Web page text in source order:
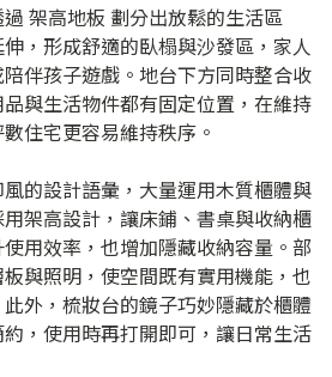
架高地板 劃分出放鬆的生活區
，形成舒適的臥榻與沙發區，家人
伴孩子遊戲。地台下方同時整合收
與生活物件都有固定位置，在維持
住宅更容易維持秩序。
的設計語彙，大量運用木質櫃體與
架高設計，讓床鋪、書桌與收納櫃
用效率，也增加隱藏收納容量。部
與照明，使空間既有實用機能，也
外，梳妝台的鏡子巧妙隱藏於櫃體
，使用時再打開即可，讓日常生活